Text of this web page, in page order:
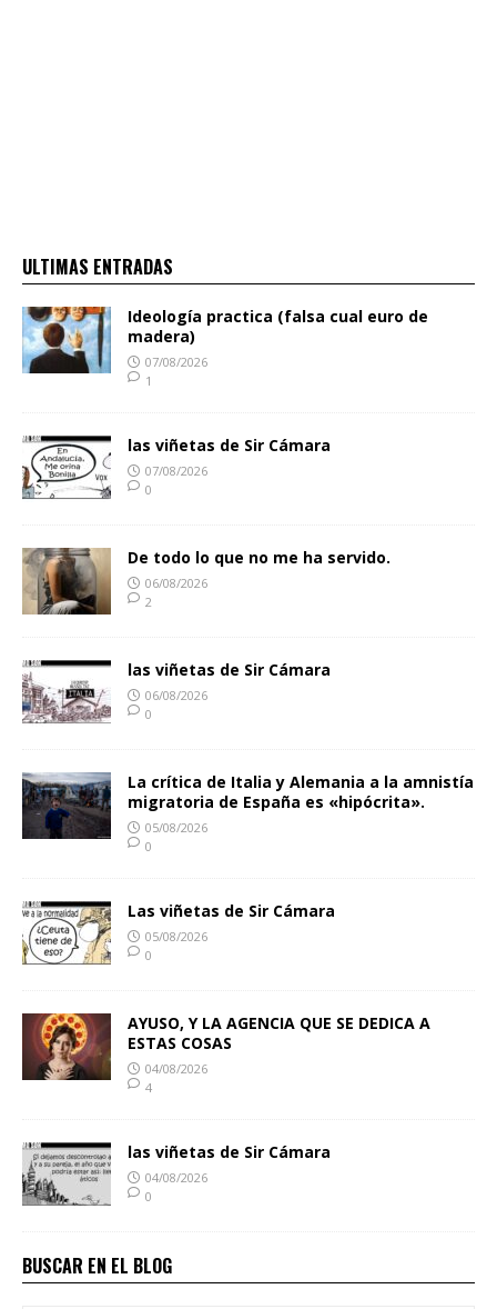
ULTIMAS ENTRADAS
Ideología practica (falsa cual euro de
madera)
07/08/2026
1
las viñetas de Sir Cámara
07/08/2026
0
De todo lo que no me ha servido.
06/08/2026
2
las viñetas de Sir Cámara
06/08/2026
0
La crítica de Italia y Alemania a la amnistía
migratoria de España es «hipócrita».
05/08/2026
0
Las viñetas de Sir Cámara
05/08/2026
0
AYUSO, Y LA AGENCIA QUE SE DEDICA A
ESTAS COSAS
04/08/2026
4
las viñetas de Sir Cámara
04/08/2026
0
BUSCAR EN EL BLOG